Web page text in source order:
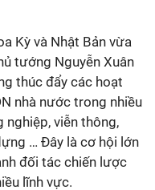
Kỳ và Nhật Bản vừa
tướng Nguyễn Xuân
thúc đẩy các hoạt
nhà nước trong nhiều
nghiệp, viễn thông,
… Đây là cơ hội lớn
đối tác chiến lược
lĩnh vực.